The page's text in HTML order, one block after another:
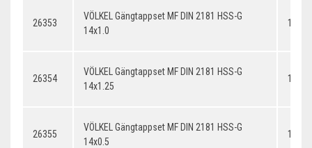
26353
VÖLKEL Gängtappset MF DIN 2181 HSS-G
14x1.0
26354
VÖLKEL Gängtappset MF DIN 2181 HSS-G
14x1.25
26355
VÖLKEL Gängtappset MF DIN 2181 HSS-G
14x0.5